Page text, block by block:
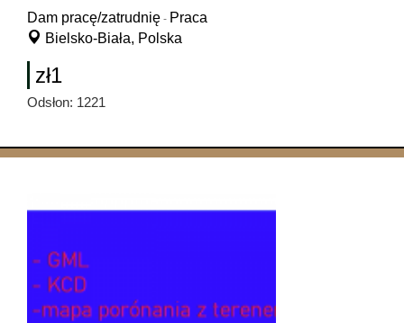
Dam pracę/zatrudnię - Praca
Bielsko-Biała, Polska
zł1
Odsłon: 1221